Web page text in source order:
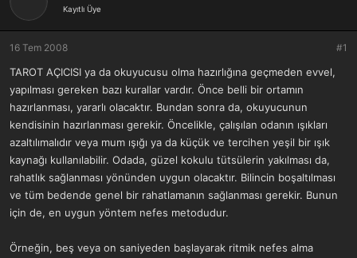
b
a
l
a
t
n
g
ı
ç
a
r
h
i
Kayıtlı Üye
16 Tem 2008 #1
TAROT AÇICISI ya da okuyucusu olma hazırlığına geçmeden evvel,
yapılması gereken bazı kurallar vardır. Önce belli bir ortamın
hazırlanması, yararlı olacaktır. Bundan sonra da, okuyucunun
kendisinin hazırlanması gerekir. Öncelikle, çalışılan odanın ışıkları
azaltılımalıdır veya mum ışığı ya da küçük ve tercihen yeşil bir ışık
kaynağı kullanılabilir. Odada, güzel kokulu tütsülerin yakılması da,
rahatlık sağlanması yönünden uygun olacaktır. Bilincin boşaltılması
ve tüm bedende genel bir rahatlamanın sağlanması gerekir. Bunun
için de, en uygun yöntem nefes metodudur.
Örneğin, beş veya on saniyeden başlayarak ritmik nefes alma